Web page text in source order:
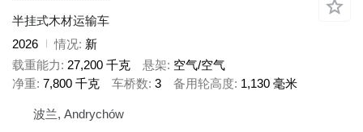
半挂式木材运输车
2026
情况 新
载重能力
27,200 千克 悬架 空气/空气
净重 7,800 千克 车桥数 3 备用轮高度 1,130 毫米
波兰, Andrychów